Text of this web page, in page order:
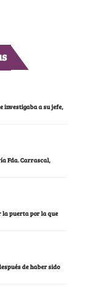
investigaba a su jefe,
Fda. Carrascal,
la puerta por la que
de haber sido